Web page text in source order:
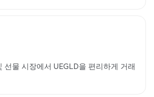
선물 시장에서 UEGLD을 편리하게 거래